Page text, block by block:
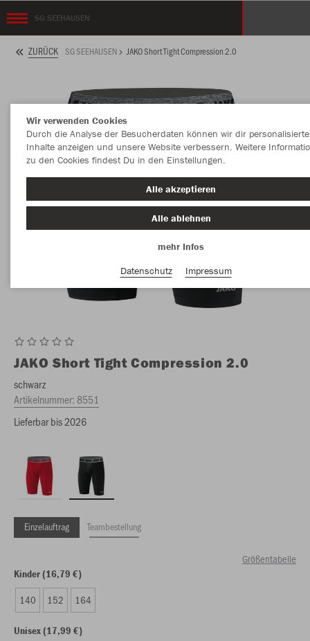
SG SEEHAUSEN
ZURÜCK SG SEEHAUSEN JAKO Short Tight Compression 2.0
JAKO Short Tight Compression 2.0
schwarz
Artikelnummer:8551
Lieferbar bis 2026
Einzelauftrag Teambestellung
Größentabelle
Kinder (16,79 €)
140 152 164
Unisex (17,99 €)
Wir verwenden Cookies
Durch die Analyse der Besucherdaten können wir dir personalisierte
Inhalte anzeigen und unsere Website verbessern. Weitere
zu den Cookies findest Du in den Einstellungen.
Alle akzeptieren
Alle ablehnen
mehr Infos
Datenschutz
Impressum